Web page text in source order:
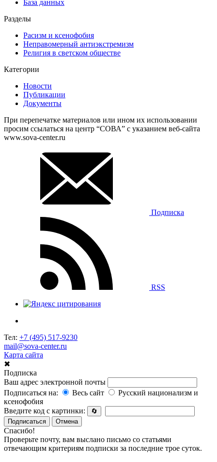
База данных
Разделы
Расизм и ксенофобия
Неправомерный антиэкстремизм
Религия в светском обществе
Категории
Новости
Публикации
Документы
При перепечатке материалов или ином их использовании
просим ссылаться на центр “СОВА” с указанием веб-сайта
www.sova-center.ru
Подписка
RSS
Тел: +7 (495) 517-9230
mail@sova-center.ru
Карта сайта
✖
Подписка
Ваш адрес электронной почты
Подписаться на:
Весь сайт
Русский национализм и
ксенофобия
Введите код с картинки:
🔄
Подписаться
Отмена
Спасибо!
Проверьте почту, вам выслано письмо со статьями
отвечающим критериям подписки за последние трое суток.